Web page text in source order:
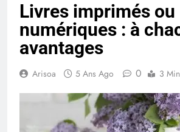
Livres imprimés ou
numériques : à
avantages
Arisoa 5 Ans Ago 0 3